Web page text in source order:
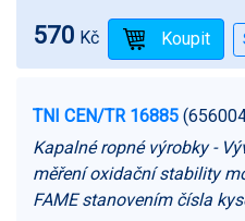
570 Kč
TNI CEN/TR 16885
Kapalné ropné výrobky -
měření oxidační stability
FAME stanovením čísla